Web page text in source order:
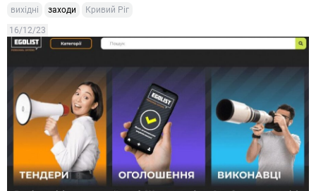
вихідні заходи Кривий Ріг
16/12/23